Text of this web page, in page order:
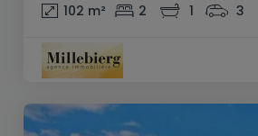
102 m² 2 1 3